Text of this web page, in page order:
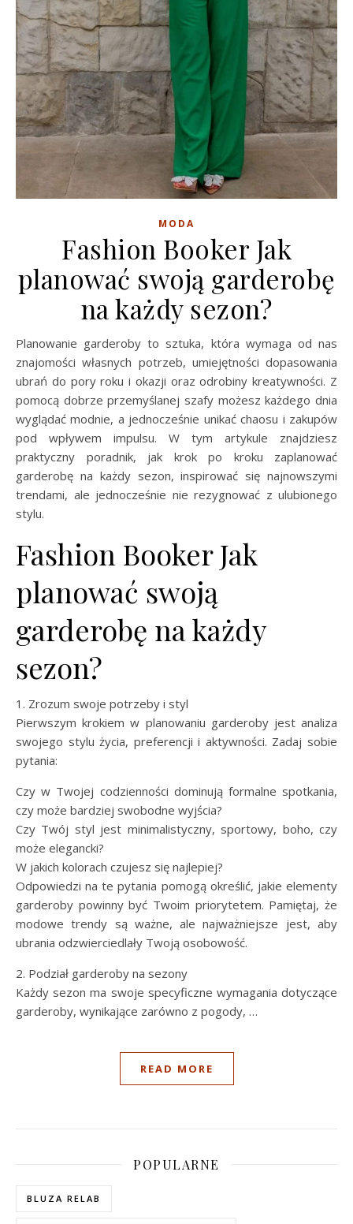
MODA
Fashion Booker Jak
planować swoją garderobę
na każdy sezon?
Planowanie garderoby to sztuka, która wymaga od nas
znajomości własnych potrzeb, umiejętności dopasowania
ubrań do pory roku i okazji oraz odrobiny kreatywności. Z
pomocą dobrze przemyślanej szafy możesz każdego dnia
wyglądać modnie, a jednocześnie unikać chaosu i zakupów
pod wpływem impulsu. W tym artykule znajdziesz
praktyczny poradnik, jak krok po kroku zaplanować
garderobę na każdy sezon, inspirować się najnowszymi
trendami, ale jednocześnie nie rezygnować z ulubionego
stylu.
Fashion Booker Jak
planować swoją
garderobę na każdy
sezon?
1. Zrozum swoje potrzeby i styl
Pierwszym krokiem w planowaniu garderoby jest analiza
swojego stylu życia, preferencji i aktywności. Zadaj sobie
pytania:
Czy w Twojej codzienności dominują formalne spotkania,
czy może bardziej swobodne wyjścia?
Czy Twój styl jest minimalistyczny, sportowy, boho, czy
może elegancki?
W jakich kolorach czujesz się najlepiej?
Odpowiedzi na te pytania pomogą określić, jakie elementy
garderoby powinny być Twoim priorytetem. Pamiętaj, że
modowe trendy są ważne, ale najważniejsze jest, aby
ubrania odzwierciedlały Twoją osobowość.
2. Podział garderoby na sezony
Każdy sezon ma swoje specyficzne wymagania dotyczące
garderoby, wynikające zarówno z pogody, …
READ MORE
POPULARNE
BLUZA RELAB